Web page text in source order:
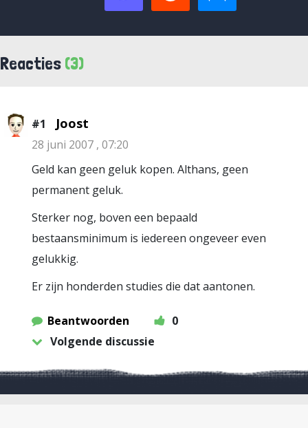
Reacties (3)
#1 Joost
28 juni 2007 , 07:20
Geld kan geen geluk kopen. Althans, geen
permanent geluk.
Sterker nog, boven een bepaald
bestaansminimum is iedereen ongeveer even
gelukkig.
Er zijn honderden studies die dat aantonen.
Beantwoorden
0
Volgende discussie